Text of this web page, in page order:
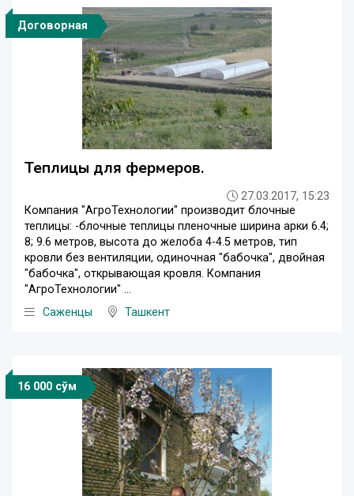
Договорная
Теплицы для фермеров.
27.03.2017, 15:23
Компания "АгроТехнологии" производит блочные
теплицы: -блочные теплицы пленочные ширина арки 6.4;
8; 9.6 метров, высота до желоба 4-4.5 метров, тип
кровли без вентиляции, одиночная "бабочка", двойная
"бабочка", открывающая кровля. Компания
"АгроТехнологии" ...
Саженцы
Ташкент
16 000 сўм